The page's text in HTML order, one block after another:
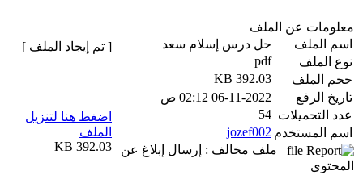
معلومات عن الملف
اسم الملف
حل درس إسلام سعد
نوع الملف
pdf
حجم الملف
392.03 KB
تاريخ الرفع
06-11-2022 02:12 ص
عدد التحميلات 54
اسم المستخدم jozef002
ملف مخالف : إرسال إبلاغ عن
المحتوى
[ تم إيجاد الملف ]
اضغط هنا لتنزيل
الملف
392.03 KB